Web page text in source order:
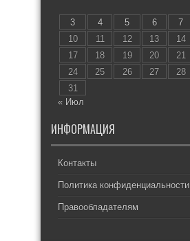
3
4 5 6 7
10
11 12 13 14
17
18 19 20 21
24
25 26 27 28
31
« Июл
ИНФОРМАЦИЯ
Контакты
Политика конфиденциальности
Правообладателям